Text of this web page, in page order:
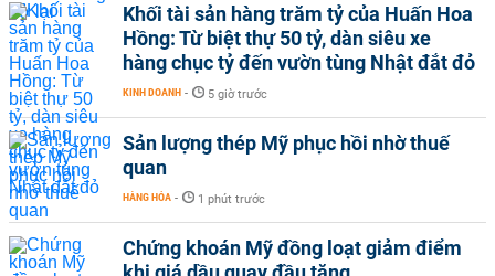
Khối tài sản hàng trăm tỷ của Huấn Hoa
Hồng: Từ biệt thự 50 tỷ, dàn siêu xe
hàng chục tỷ đến vườn tùng Nhật đắt đỏ
KINH DOANH - 5 giờ trước
Sản lượng thép Mỹ phục hồi nhờ thuế
quan
HÀNG HÓA - 1 phút trước
Chứng khoán Mỹ đồng loạt giảm điểm